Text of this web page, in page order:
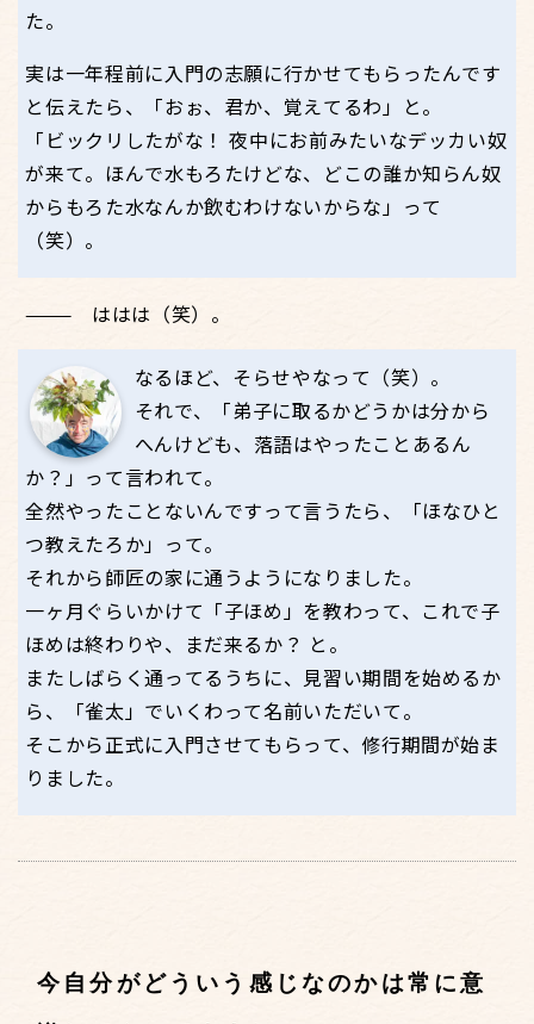
た。
実は一年程前に入門の志願に行かせてもらったんです
と伝えたら、「おぉ、君か、覚えてるわ」と。
「ビックリしたがな！ 夜中にお前みたいなデッカい奴
が来て。ほんで水もろたけどな、どこの誰か知らん奴
からもろた水なんか飲むわけないからな」って
（笑）。
ははは（笑）。
なるほど、そらせやなって（笑）。
それで、「弟子に取るかどうかは分から
へんけども、落語はやったことあるん
か？」って言われて。
全然やったことないんですって言うたら、「ほなひと
つ教えたろか」って。
それから師匠の家に通うようになりました。
一ヶ月ぐらいかけて「子ほめ」を教わって、これで子
ほめは終わりや、まだ来るか？ と。
またしばらく通ってるうちに、見習い期間を始めるか
ら、「雀太」でいくわって名前いただいて。
そこから正式に入門させてもらって、修行期間が始ま
りました。
今自分がどういう感じなのかは常に意